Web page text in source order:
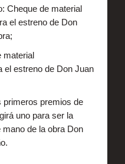
Cheque de material
el estreno de Don
material
el estreno de Don Juan
premios de
uno para ser la
de la obra Don